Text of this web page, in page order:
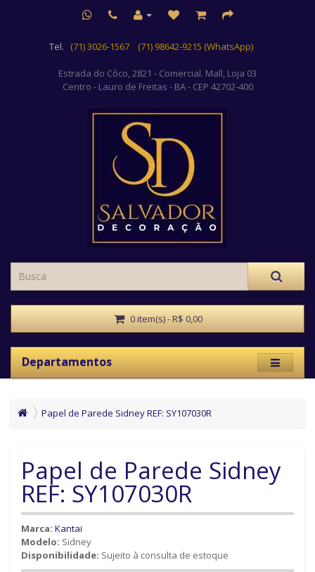
Tel. (71) 3026-1567 (71) 98642-9215 (WhatsApp)
Estrada do Côco, 2821 - Comercial. Mall, Loja 03
Centro - Lauro de Freitas - BA - CEP 42702-400
0 item(s) - R$ 0,00
Departamentos
Papel de Parede Sidney REF: SY107030R
Papel de Parede Sidney
REF: SY107030R
Marca: Kantai
Modelo: Sidney
Disponibilidade: Sujeito à consulta de estoque